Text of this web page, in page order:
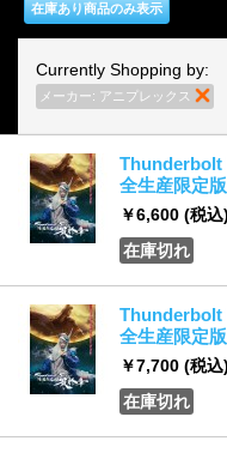
在庫あり商品のみ表示
Currently Shopping by:
メーカー: アニプレックス
Thunderbolt
全生産限定版
￥6,600 (税込)
在庫切れ
Thunderbolt
全生産限定
￥7,700 (税込)
在庫切れ